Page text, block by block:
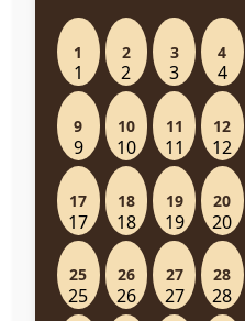
1 2 3 4
9 10 11 12
17 18 19 20
25 26 27 28